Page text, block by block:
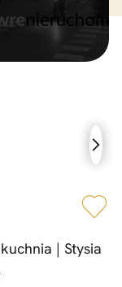
| Stysia